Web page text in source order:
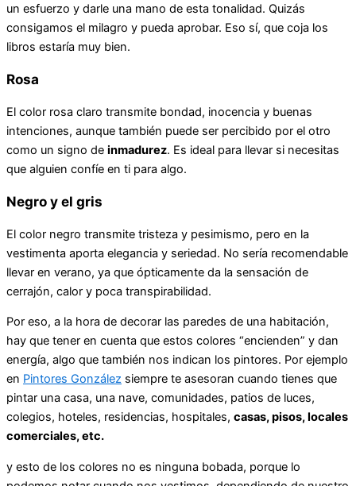
un esfuerzo y darle una mano de esta tonalidad. Quizás
consigamos el milagro y pueda aprobar. Eso sí, que coja los
libros estaría muy bien.
Rosa
El color rosa claro transmite bondad, inocencia y buenas
intenciones, aunque también puede ser percibido por el otro
como un signo de inmadurez. Es ideal para llevar si necesitas
que alguien confíe en ti para algo.
Negro y el gris
El color negro transmite tristeza y pesimismo, pero en la
vestimenta aporta elegancia y seriedad. No sería recomendable
llevar en verano, ya que ópticamente da la sensación de
cerrajón, calor y poca transpirabilidad.
Por eso, a la hora de decorar las paredes de una habitación,
hay que tener en cuenta que estos colores “encienden” y dan
energía, algo que también nos indican los pintores. Por ejemplo
en Pintores González siempre te asesoran cuando tienes que
pintar una casa, una nave, comunidades, patios de luces,
colegios, hoteles, residencias, hospitales, casas, pisos, locales
comerciales, etc.
y esto de los colores no es ninguna bobada, porque lo